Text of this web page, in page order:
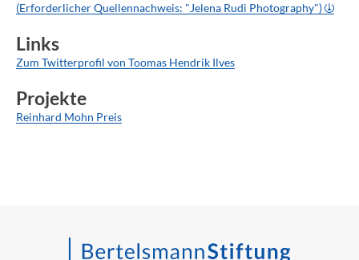
(Erforderlicher Quellennachweis: "Jelena Rudi Photography")
Links
Zum Twitterprofil von Toomas Hendrik Ilves
Projekte
Reinhard Mohn Preis